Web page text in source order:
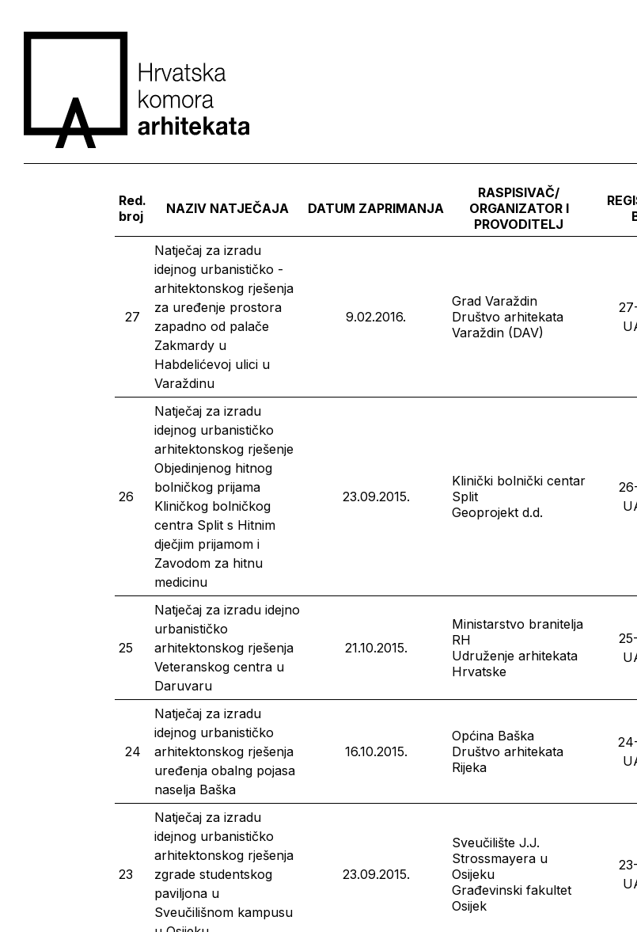
Red.
broj
NAZIV NATJEČAJA DATUM ZAPRIMANJA
RASPISIVAČ/
ORGANIZATOR I
PROVODITELJ
27
Natječaj za izradu
idejnog urbanističko -
arhitektonskog rješenja
za uređenje prostora
zapadno od palače
Zakmardy u
Habdelićevoj ulici u
Varaždinu
9.02.2016.
Grad Varaždin
Društvo arhitekata
Varaždin (DAV)
26
Natječaj za izradu
idejnog urbanističko
arhitektonskog rješenje
Objedinjenog hitnog
bolničkog prijama
Kliničkog bolničkog
centra Split s Hitnim
dječjim prijamom i
Zavodom za hitnu
medicinu
23.09.2015.
Klinički bolnički centar
Split
Geoprojekt d.d.
25
Natječaj za izradu idejno
urbanističko
arhitektonskog rješenja
Veteranskog centra u
Daruvaru
21.10.2015.
Ministarstvo branitelja
RH
Udruženje arhitekata
Hrvatske
24
Natječaj za izradu
idejnog urbanističko
arhitektonskog rješenja
uređenja obalng pojasa
naselja Baška
16.10.2015.
Općina Baška
Društvo arhitekata
Rijeka
23
Natječaj za izradu
idejnog urbanističko
arhitektonskog rješenja
zgrade studentskog
paviljona u
Sveučilišnom kampusu
23.09.2015.
Sveučilište J.J.
Strossmayera u
Osijeku
Građevinski fakultet
Osijek